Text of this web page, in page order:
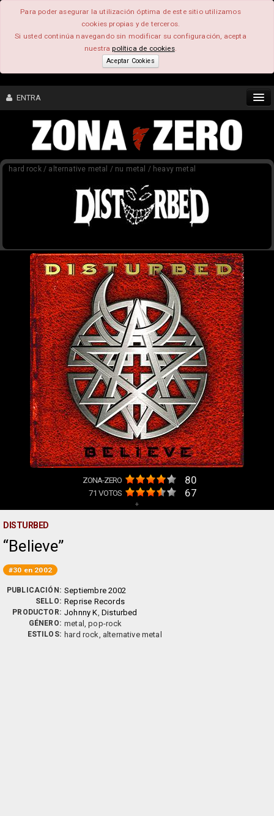
Para poder asegurar la utilización óptima de este sitio utilizamos
cookies propias y de terceros.
Si usted continúa navegando sin modificar su configuración, acepta
nuestrapolítica de cookies.
Aceptar Cookies
ENTRA
CONTENIDO
hard rock / alternative metal / nu metal / heavy metal
ZONA-ZERO 80
71 VOTOS 67
+
DISTURBED
Believe
#30 en 2002
PUBLICACIÓN: Septiembre 2002
SELLO: Reprise Records
PRODUCTOR: Johnny K, Disturbed
GÉNERO: metal, pop-rock
ESTILOS: hard rock, alternative metal